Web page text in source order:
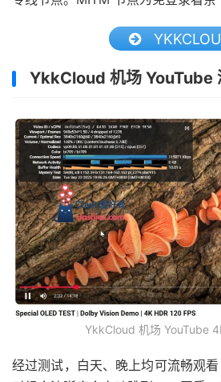
YkkCloud 机场 YouTube
YkkCloud 机场 YouTube
经过测试，白天、晚上均可流畅观